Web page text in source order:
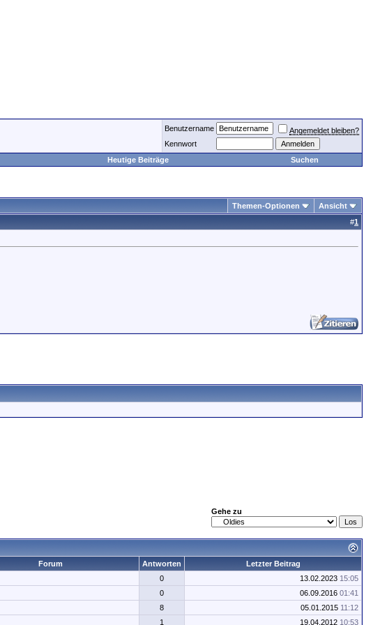
Benutzername
Angemeldet bleiben?
Kennwort
Heutige Beiträge Suchen
Themen-Optionen
Ansicht
#1
Gehe zu
Forum Antworten
Letzter Beitrag
0 13.02.2023 15:05
0 06.09.2016 01:41
8 05.01.2015 11:12
1 19.04.2012 10:53